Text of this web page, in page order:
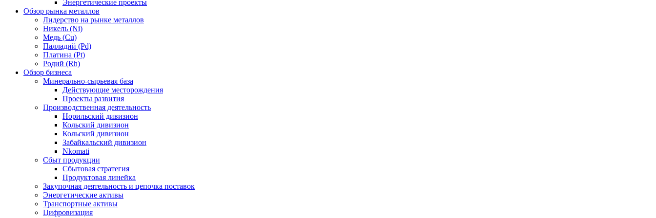
Энергетические проекты
Обзор рынка металлов
Лидерство на рынке металлов
Никель (Ni)
Медь (Cu)
Палладий (Pd)
Платина (Pt)
Родий (Rh)
Обзор бизнеса
Минерально-сырьевая база
Действующие месторождения
Проекты развития
Производственная деятельность
Норильский дивизион
Кольский дивизион
Кольский дивизион
Забайкальский дивизион
Nkomati
Сбыт продукции
Сбытовая стратегия
Продуктовая линейка
Закупочная деятельность и цепочка поставок
Энергетические активы
Транспортные активы
Цифровизация